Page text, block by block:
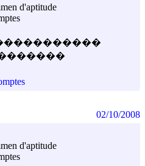
d'aptitude
�������
d'aptitude
02/10/2008